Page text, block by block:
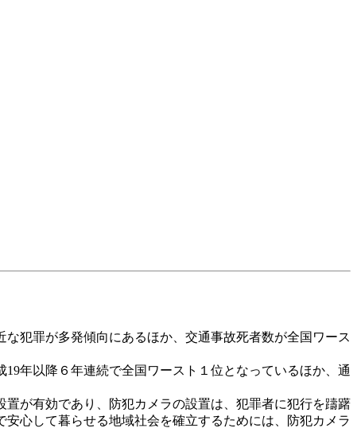
犯罪が多発傾向にあるほか、交通事故死者数が全国ワース
年以降６年連続で全国ワースト１位となっているほか、通
が有効であり、防犯カメラの設置は、犯罪者に犯行を躊躇
心して暮らせる地域社会を確立するためには、防犯カメラ